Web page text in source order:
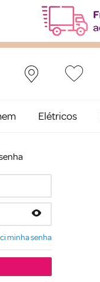
Elétricos
minha senha